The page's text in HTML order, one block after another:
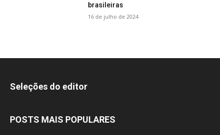
brasileiras
16 de julho de 2024
Seleções do editor
POSTS MAIS POPULARES